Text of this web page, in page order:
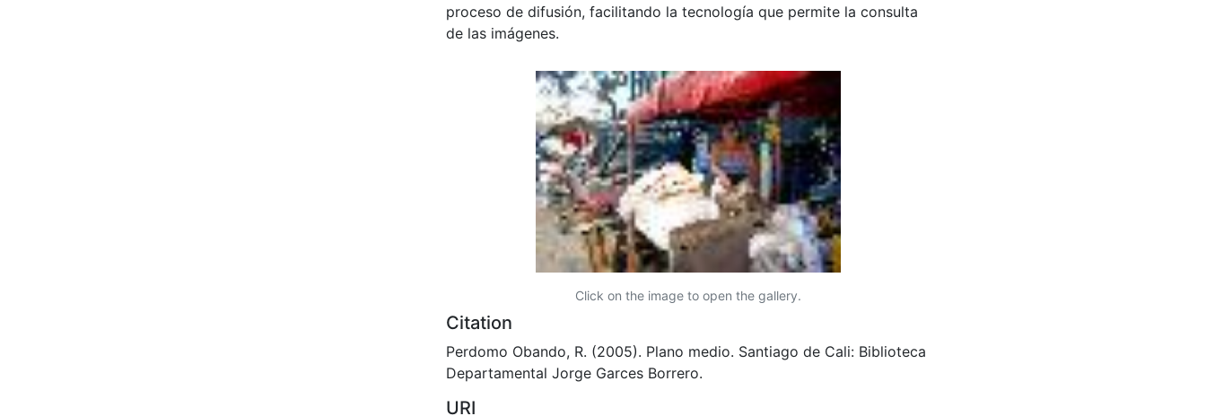
proceso de difusión, facilitando la tecnología que permite la consulta
de las imágenes.
Click on the image to open the gallery.
Citation
Perdomo Obando, R. (2005). Plano medio. Santiago de Cali: Biblioteca
Departamental Jorge Garces Borrero.
URI